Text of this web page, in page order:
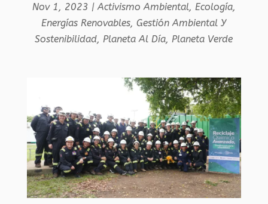
Nov 1, 2023 |Activismo Ambiental, Ecología,
Energías Renovables,Gestión Ambiental Y
Sostenibilidad,Planeta Al Día,Planeta Verde